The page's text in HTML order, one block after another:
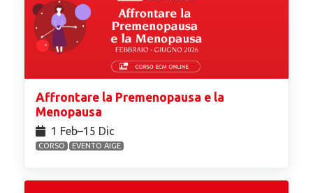
Affrontare la Premenopausa e la
Menopausa
1 Feb⁠–15 Dic
CORSO EVENTO AIGE